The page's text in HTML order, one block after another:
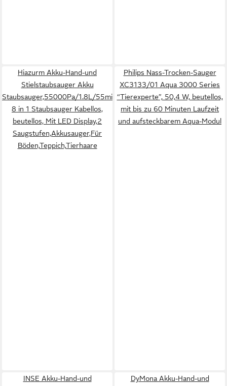
Hiazurm Akku-Hand-und
Stielstaubsauger Akku
Staubsauger,55000Pa/1.8L/55min
8 in 1 Staubsauger Kabellos,
beutellos, Mit LED Display,2
Saugstufen,Akkusauger,Für
Böden,Teppich,Tierhaare
Philips Nass-Trocken-Sauger
XC3133/01 Aqua 3000 Series
“Tierexperte”, 50,4 W, beutellos,
mit bis zu 60 Minuten Laufzeit
und aufsteckbarem Aqua-Modul
INSE Akku-Hand-und
DyMona Akku-Hand-und